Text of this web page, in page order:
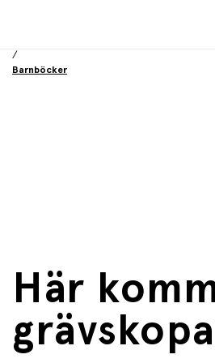
/
Barnböcker
Här